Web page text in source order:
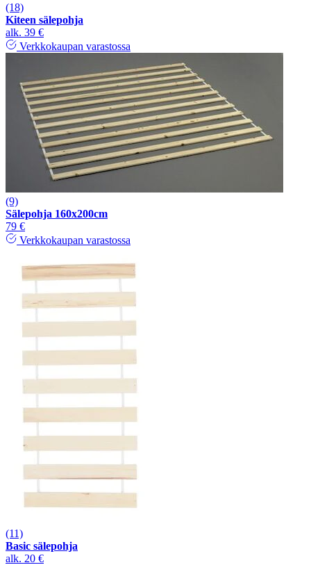
(18)
Kiteen sälepohja
alk. 39 €
Verkkokaupan varastossa
(9)
Sälepohja 160x200cm
79 €
Verkkokaupan varastossa
(11)
Basic sälepohja
alk. 20 €